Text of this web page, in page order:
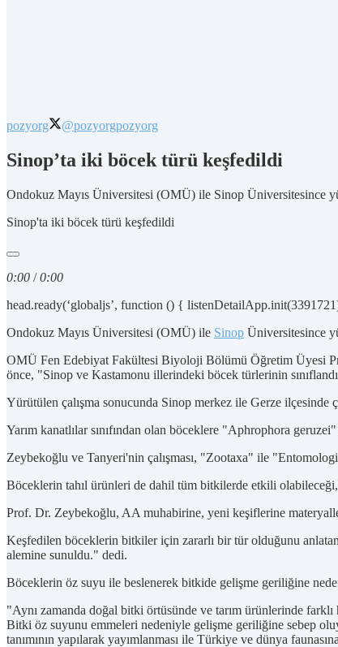
pozyorg @pozyorgpozyorg
Sinop’ta iki böcek türü keşfedildi
Ondokuz Mayıs Üniversitesi (OMÜ) ile Sinop Üniversitesince
Sinop'ta iki böcek türü keşfedildi
0:00 /0:00
head.ready(‘globaljs’, function () {
Ondokuz Mayıs Üniversitesi (OMÜ) ile Sinop Üniversitesince
OMÜ Fen Edebiyat Fakültesi Biyoloji Bölümü Öğretim Üyesi
önce, "Sinop ve Kastamonu illerindeki böcek türlerinin
Yürütülen çalışma sonucunda Sinop merkez ile Gerze
Yarım kanatlılar sınıfından olan böceklere "Aphrophora
Zeybekoğlu ve Tanyeri'nin çalışması, "Zootaxa" ile
Böceklerin tahıl ürünleri de dahil tüm bitkilerde etkili olabileceği,
Prof. Dr. Zeybekoğlu, AA muhabirine, yeni keşiflerine
Keşfedilen böceklerin bitkiler için zararlı bir tür olduğunu
alemine sunuldu." dedi.
Böceklerin öz suyu ile beslenerek bitkide gelişme geriliğine
"Aynı zamanda doğal bitki örtüsünde ve tarım ürünlerinde
Bitki öz suyunu emmeleri nedeniyle gelişme geriliğine sebep
tanımının yapılarak yayımlanması ile Türkiye ve dünya